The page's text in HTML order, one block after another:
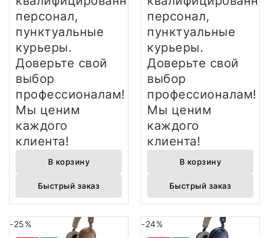
персонал,
пунктуальные
курьеры.
Доверьте свой
выбор
профессионалам!
Мы ценим
каждого
клиента!
В корзину
Быстрый заказ
персонал,
пунктуальные
курьеры.
Доверьте свой
выбор
профессионалам!
Мы ценим
каждого
клиента!
В корзину
Быстрый заказ
-25% -24%